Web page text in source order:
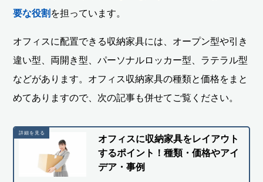
要な役割 を担っています。
オフィスに配置できる収納家具には、オープン型や引き
違い型、両開き型、パーソナルロッカー型、ラテラル型
などがあります。オフィス収納家具の種類と価格をまと
めてありますので、次の記事も併せてご覧ください。
オフィスに収納家具をレイアウト
するポイント！種類・価格やアイ
デア・事例